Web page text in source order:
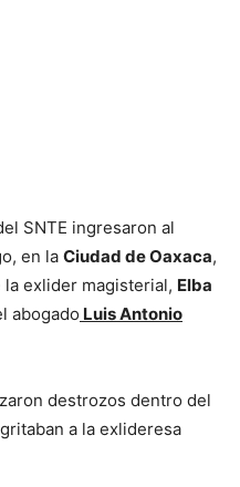
SNTE ingresaron al
en la Ciudad de Oaxaca,
exlider magisterial, Elba
abogado Luis Antonio
destrozos dentro del
a la exlideresa